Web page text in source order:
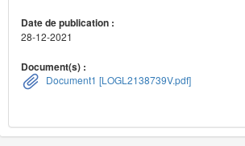
Date de publication :
28-12-2021
Document(s) :
Document1 [LOGL2138739V.pdf]